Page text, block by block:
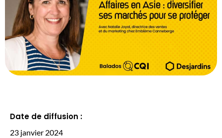
Date de diffusion :
23 janvier 2024